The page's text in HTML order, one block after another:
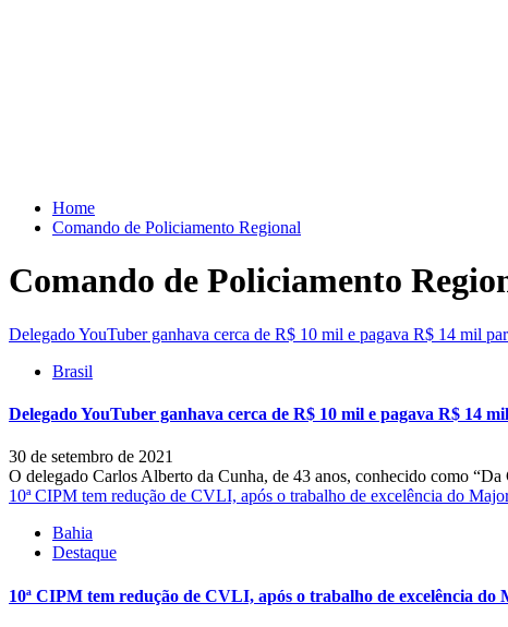
Home
Comando de Policiamento Regional
Comando de Policiamento
Delegado YouTuber ganhava cerca de R$ 10 mil e pagava R$ 14 mil
Brasil
Delegado YouTuber ganhava cerca de R$ 10 mil e pagava R$ 14
30 de setembro de 2021
O delegado Carlos Alberto da Cunha, de 43 anos, conhecido como
10ª CIPM tem redução de CVLI, após o trabalho de excelência do
Bahia
Destaque
10ª CIPM tem redução de CVLI, após o trabalho de excelência do